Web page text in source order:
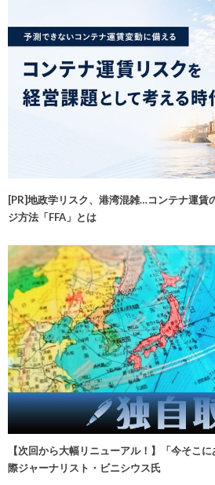
[PR]地政学リスク、港湾混雑…コンテナ運賃
ジ方法「FFA」とは
【次回から大幅リニューアル！】「今そこ
際ジャーナリスト・ビニシウス氏